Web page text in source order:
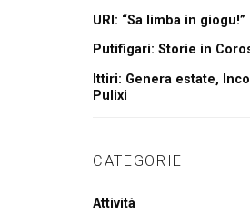
URI: “Sa limba in giogu!”
Putifigari: Storie in
Ittiri: Genera estate,
Pulixi
CATEGORIE
Attività